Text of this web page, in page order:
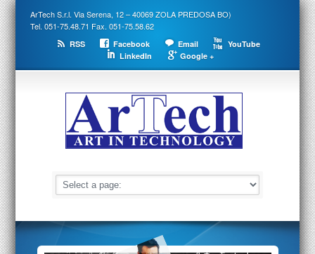
ArTech S.r.l. Via Serena, 12 – 40069 ZOLA PREDOSA BO)
Tel. 051-75.48.71 Fax. 051-75.58.62
RSS Facebook Email
YouTube
LinkedIn
Google +